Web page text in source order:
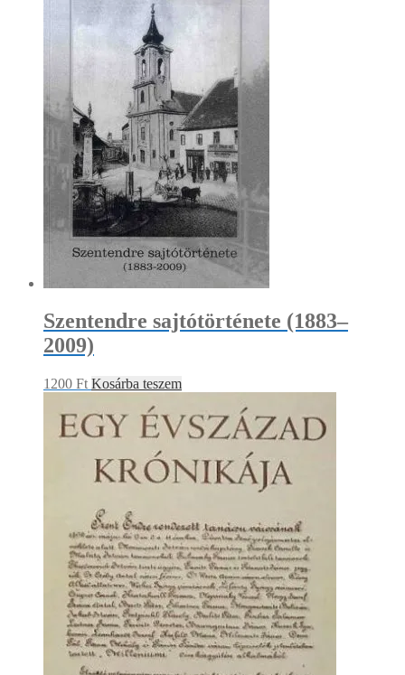
Szentendre sajtótörténete (1883–
2009)
1200 Ft Kosárba teszem